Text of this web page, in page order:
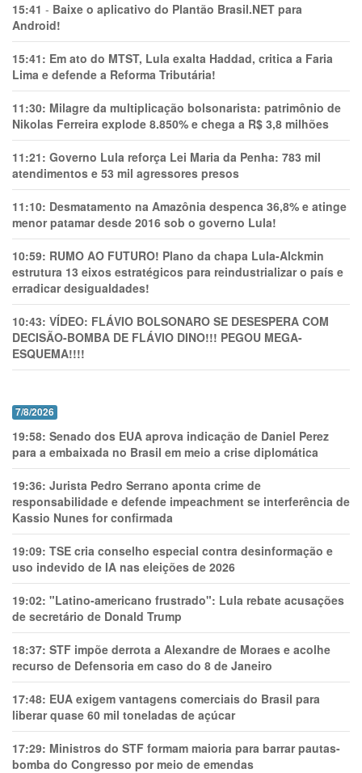
15:41 - Baixe o aplicativo do Plantão Brasil.NET para
Android!
15:41: Em ato do MTST, Lula exalta Haddad, critica a Faria
Lima e defende a Reforma Tributária!
11:30: Milagre da multiplicação bolsonarista: patrimônio de
Nikolas Ferreira explode 8.850% e chega a R$ 3,8 milhões
11:21: Governo Lula reforça Lei Maria da Penha: 783 mil
atendimentos e 53 mil agressores presos
11:10: Desmatamento na Amazônia despenca 36,8% e atinge
menor patamar desde 2016 sob o governo Lula!
10:59: RUMO AO FUTURO! Plano da chapa Lula-Alckmin
estrutura 13 eixos estratégicos para reindustrializar o país e
erradicar desigualdades!
10:43: VÍDEO: FLÁVIO BOLSONARO SE DESESPERA COM
DECISÃO-BOMBA DE FLÁVIO DINO!!! PEGOU MEGA-
ESQUEMA!!!!
7/8/2026
19:58: Senado dos EUA aprova indicação de Daniel Perez
para a embaixada no Brasil em meio a crise diplomática
19:36: Jurista Pedro Serrano aponta crime de
responsabilidade e defende impeachment se interferência de
Kassio Nunes for confirmada
19:09: TSE cria conselho especial contra desinformação e
uso indevido de IA nas eleições de 2026
19:02: "Latino-americano frustrado": Lula rebate acusações
de secretário de Donald Trump
18:37: STF impõe derrota a Alexandre de Moraes e acolhe
recurso de Defensoria em caso do 8 de Janeiro
17:48: EUA exigem vantagens comerciais do Brasil para
liberar quase 60 mil toneladas de açúcar
17:29: Ministros do STF formam maioria para barrar pautas-
bomba do Congresso por meio de emendas